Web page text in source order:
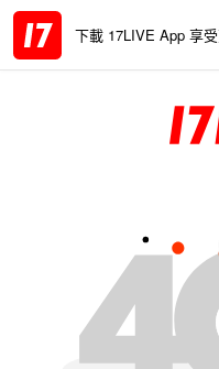
下載 17LIVE App 享